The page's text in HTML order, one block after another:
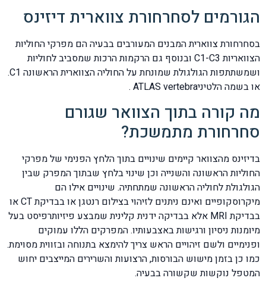
הגורמים לסחרחורת צווארית דיזינס
בסחרחורת צווארית המבנים המעורבים בבעיה הם מפרקי החוליות
הצוואריות C1-C3 ובנוסף גם הרקמות הרכות שמסביב לחוליות
ושמשתתפות הגולגולת שמונחת על החוליה הצווארית הראשונה C1.
או בשמה הלטיניATLAS vertebra .
מה קורה בתוך הצוואר שגורם
סחרחורת מתמשכת?
בדיזינס מהצוואר קיימים שינויים בתוך הלחץ הפנימי של מפרקי
החוליות הראשונה והשנייה וכן שינוי בלחץ שבתוך המפרק שבין
הגולגולת לחוליה הראשונה שמתחתיה. שינויים אילו הם
מיקרוסקופיים ואינם ניתנים לזיהוי בצילום רנטגן או בבדיקת CT או
בבדיקת MRI אלא בבדיקה ידנית קלינית שמבצע פיזיותרפיסט בעל
מיומנות ניסיון ורגישות באצבעותיו. המפרקים הללו עמוקים
ופנימיים ולשם זיהויים הראש צריך להימצא בתנוחה ובזווית מסוימת.
כמו כן בזמן מישוש הבורסות, הרצועות והשרירים המייצבים יחוש
המטפל נוקשות שקשורה בבעיה.